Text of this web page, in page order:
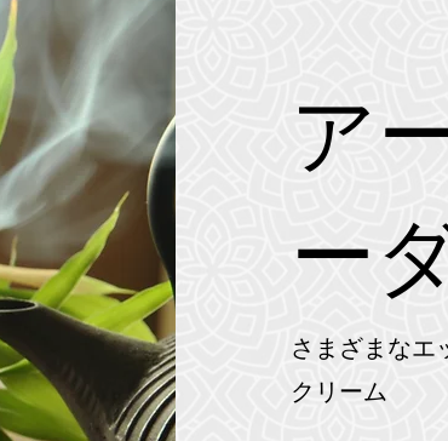
ア
ー
さまざまなエ
クリーム